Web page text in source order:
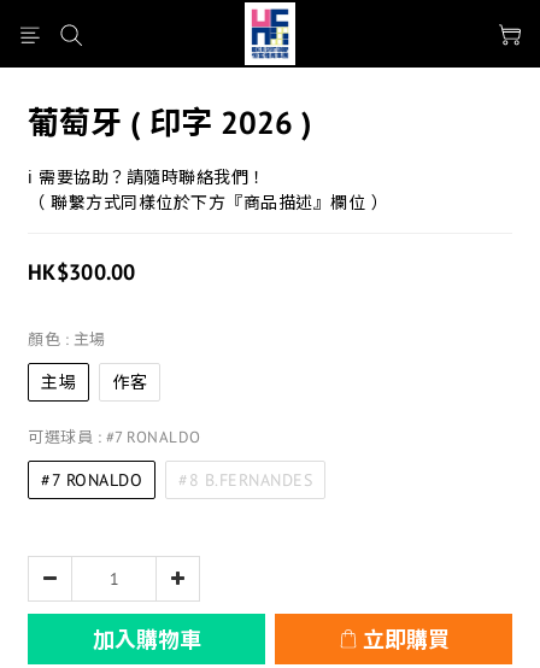
葡萄牙 ( 印字 2026 )
ℹ 需要協助？請隨時聯絡我們！
（ 聯繫方式同樣位於下方『商品描述』欄位 ）
HK$300.00
顏色 : 主場
主場 作客
可選球員 : #7 RONALDO
#7 RONALDO #8 B.FERNANDES
加入購物車 立即購買